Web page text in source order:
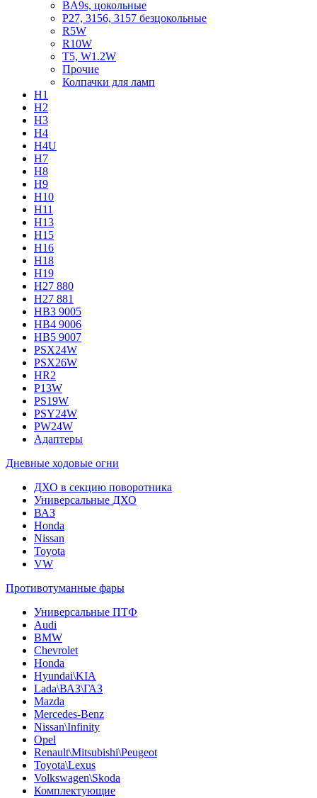
BA9s, цокольные
P27, 3156, 3157 безцокольные
R5W
R10W
T5, W1.2W
Прочие
Колпачки для ламп
H1
H2
H3
H4
H4U
H7
H8
H9
H10
H11
H13
H15
H16
H18
H19
H27 880
H27 881
HB3 9005
HB4 9006
HB5 9007
PSX24W
PSX26W
HR2
P13W
PS19W
PSY24W
PW24W
Адаптеры
Дневные ходовые огни
ДХО в секцию поворотника
Универсальные ДХО
ВАЗ
Honda
Nissan
Toyota
VW
Противотуманные фары
Универсальные ПТФ
Audi
BMW
Chevrolet
Honda
Hyundai\KIA
Lada\ВАЗ\ГАЗ
Mazda
Mercedes-Benz
Nissan\Infinity
Opel
Renault\Mitsubishi\Peugeot
Toyota\Lexus
Volkswagen\Skoda
Комплектующие